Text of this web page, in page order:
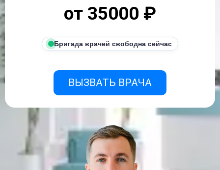
от 35000 ₽
Бригада врачей свободна сейчас
ВЫЗВАТЬ ВРАЧА